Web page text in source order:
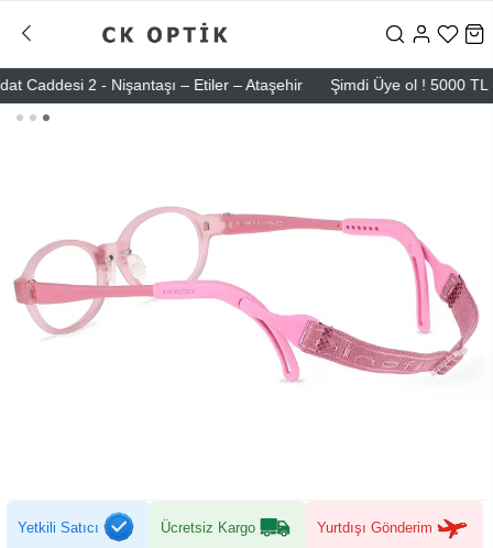
2 - Nişantaşı – Etiler – Ataşehir Şimdi Üye ol ! 5000 TL
Yetkili Satıcı Ücretsiz Kargo Yurtdışı Gönderim